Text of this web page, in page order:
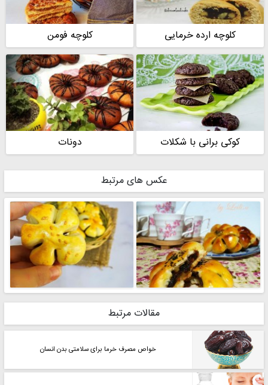
کلوچه ارده خرمایی کلوچه فومن
کوکی برانی با شکلات دونات
عکس های مرتبط
مقالات مرتبط
خواص مصرف خرما برای سلامتی بدن انسان